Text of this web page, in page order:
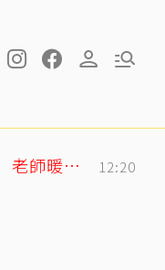
明金成走後第4個父親節！龍鳳胎兒吐「我沒有爸爸」 老師暖回一句話全網鼻酸 12:20